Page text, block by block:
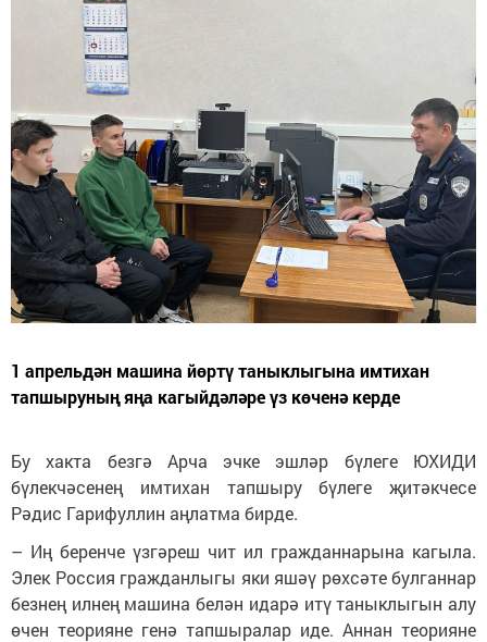
1 апрельдән машина йөртү таныклыгына имтихан
тапшыруның яңа кагыйдәләре үз көченә керде
Бу хакта безгә Арча эчке эшләр бүлеге ЮХИДИ
бүлекчәсенең имтихан тапшыру бүлеге җитәкчесе
Рәдис Гарифуллин аңлатма бирде.
– Иң беренче үзгәреш чит ил гражданнарына кагыла.
Элек Россия гражданлыгы яки яшәү рөхсәте булганнар
безнең илнең машина белән идарә итү таныклыгын алу
өчен теорияне генә тапшыралар иде. Аннан теорияне